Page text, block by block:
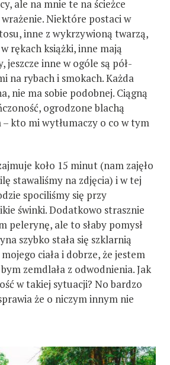
ale na mnie te na ścieżce
wrażenie. Niektóre postaci w
inne z wykrzywioną twarzą,
rękach książki, inne mają
inne w ogóle są pół-
na rybach i smokach. Każda
nie ma sobie podobnej. Ciągną
ogrodzone blachą
– kto mi wytłumaczy o co w tym
koło 15 minut (nam zajęło
stawaliśmy na zdjęcia) i w tej
spociliśmy się przy
świnki. Dodatkowo strasznie
pelerynę, ale to słaby pomysł
szybko stała się szklarnią
ciała i dobrze, że jestem
zemdlała z odwodnienia. Jak
w takiej sytuacji? No bardzo
że o niczym innym nie